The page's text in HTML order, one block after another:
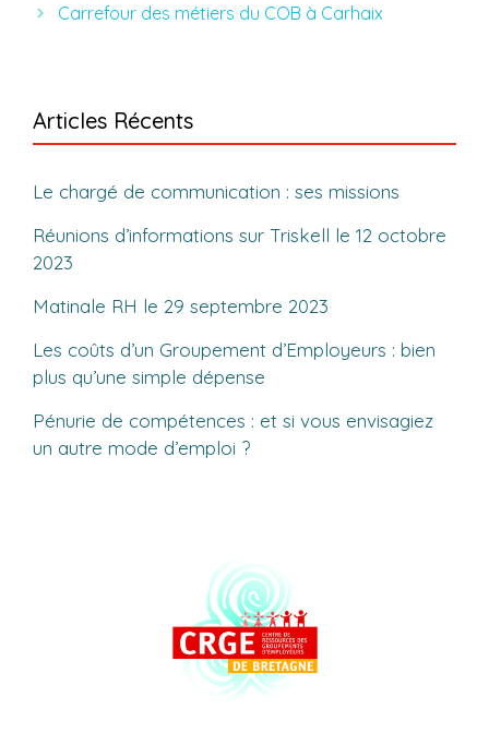
Carrefour des métiers du COB à Carhaix
Articles Récents
Le chargé de communication : ses missions
Réunions d’informations sur Triskell le 12 octobre
2023
Matinale RH le 29 septembre 2023
Les coûts d’un Groupement d’Employeurs : bien
plus qu’une simple dépense
Pénurie de compétences : et si vous envisagiez
un autre mode d’emploi ?